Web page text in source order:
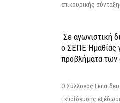
επικουρικής
Σε αγωνιστική
ο ΣΕΠΕ Ημαθίας
προβλήματα των
Ο Σύλλογος
Εκπαίδευσης